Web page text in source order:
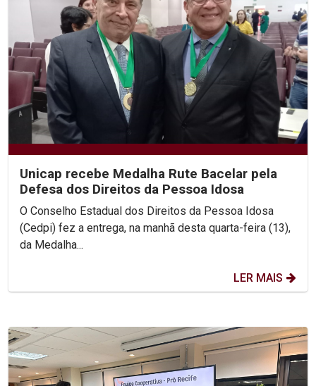
Unicap recebe Medalha Rute Bacelar pela
Defesa dos Direitos da Pessoa Idosa
O Conselho Estadual dos Direitos da Pessoa Idosa
(Cedpi) fez a entrega, na manhã desta quarta-feira (13),
da Medalha...
LER MAIS